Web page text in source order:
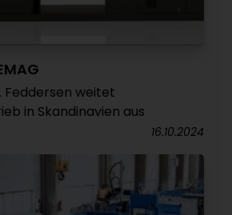
Feddersen weitet
in Skandinavien aus
16.10.2024